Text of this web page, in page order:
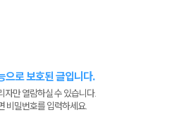
으로 보호된 글입니다.
자만 열람하실 수 있습니다.
비밀번호를 입력하세요.